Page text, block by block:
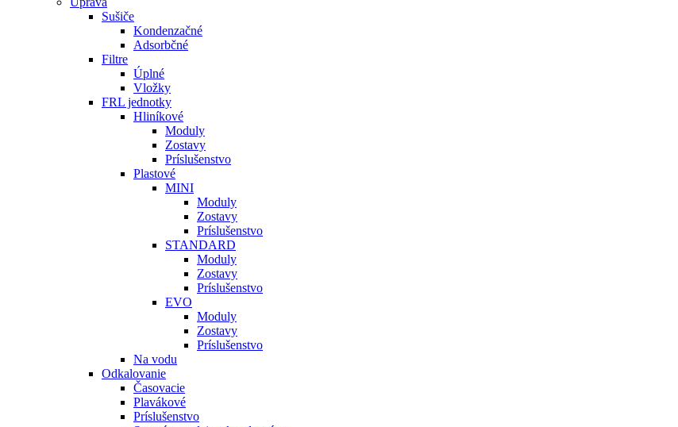
Sušiče
Kondenzačné
Adsorbčné
Filtre
Úplné
Vložky
FRL jednotky
Hliníkové
Moduly
Zostavy
Príslušenstvo
Plastové
MINI
Moduly
Zostavy
Príslušenstvo
STANDARD
Moduly
Zostavy
Príslušenstvo
EVO
Moduly
Zostavy
Príslušenstvo
Na vodu
Odkalovanie
Časovacie
Plavákové
Príslušenstvo